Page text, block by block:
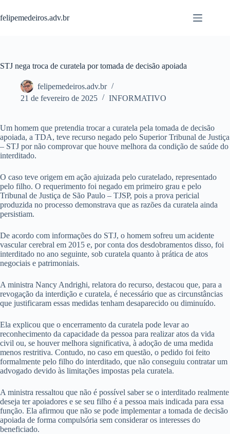
para
o
felipemedeiros.adv.br
STJ nega troca de curatela por tomada de decisão apoiada
felipemedeiros.adv.br
21 de fevereiro de 2025
INFORMATIVO
Um homem que pretendia trocar a curatela pela tomada de decisão
apoiada, a TDA, teve recurso negado pelo Superior Tribunal de Justiça
– STJ por não comprovar que houve melhora da condição de saúde do
interditado.
O caso teve origem em ação ajuizada pelo curatelado, representado
pelo filho. O requerimento foi negado em primeiro grau e pelo
Tribunal de Justiça de São Paulo – TJSP, pois a prova pericial
produzida no processo demonstrava que as razões da curatela ainda
persistiam.
De acordo com informações do STJ, o homem sofreu um acidente
vascular cerebral em 2015 e, por conta dos desdobramentos disso, foi
interditado no ano seguinte, sob curatela quanto à prática de atos
negociais e patrimoniais.
A ministra Nancy Andrighi, relatora do recurso, destacou que, para a
revogação da interdição e curatela, é necessário que as circunstâncias
que justificaram essas medidas tenham desaparecido ou diminuído.
Ela explicou que o encerramento da curatela pode levar ao
reconhecimento da capacidade da pessoa para realizar atos da vida
civil ou, se houver melhora significativa, à adoção de uma medida
menos restritiva. Contudo, no caso em questão, o pedido foi feito
formalmente pelo filho do interditado, que não conseguiu contratar um
advogado devido às limitações impostas pela curatela.
A ministra ressaltou que não é possível saber se o interditado realmente
deseja ter apoiadores e se seu filho é a pessoa mais indicada para essa
função. Ela afirmou que não se pode implementar a tomada de decisão
apoiada de forma compulsória sem considerar os interesses do
beneficiado.